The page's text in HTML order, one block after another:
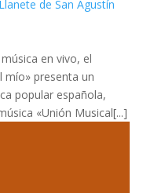
en vivo, el
mío» presenta un
popular española,
«Unión Musical[...]